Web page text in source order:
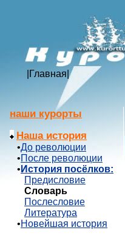
Главная
наши курорты
Наша история
•До революции
•После революции
• История посёлков:
Предисловие
Словарь
Послесловие
Литература
•Новейшая история